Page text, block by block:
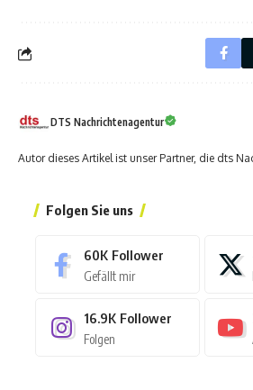
DTS Nachrichtenagentur
Autor dieses Artikel ist unser Partner, die dts
Folgen Sie uns
60K Follower
Gefällt mir
16.9K Follower
Folgen